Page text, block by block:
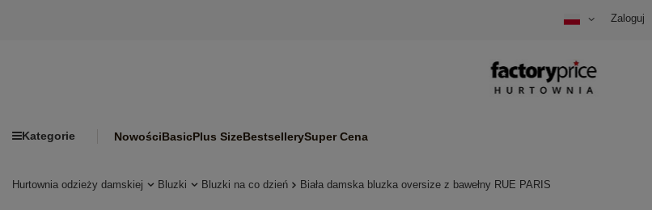
Zaloguj
Kategorie NowościBasicPlus SizeBestsellerySuper Cena
Hurtownia odzieży damskiej Bluzki Bluzki na co dzień Biała damska bluzka oversize z bawełny RUE PARIS